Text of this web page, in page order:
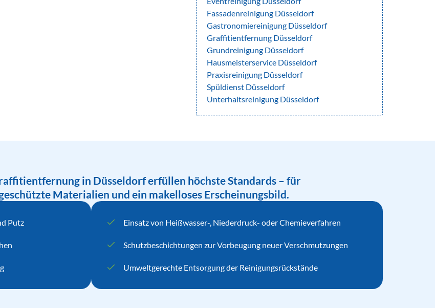
Fassadenreinigung Düsseldorf
Gastronomiereinigung Düsseldorf
Graffitientfernung Düsseldorf
Grundreinigung Düsseldorf
Hausmeisterservice Düsseldorf
Praxisreinigung Düsseldorf
Spüldienst Düsseldorf
Unterhaltsreinigung Düsseldorf
in Düsseldorf erfüllen höchste Standards – für
Materialien und ein makelloses Erscheinungsbild.
Putz Einsatz von Heißwasser-, Niederdruck- oder Chemieverfahren
Schutzbeschichtungen zur Vorbeugung neuer Verschmutzungen
Umweltgerechte Entsorgung der Reinigungsrückstände